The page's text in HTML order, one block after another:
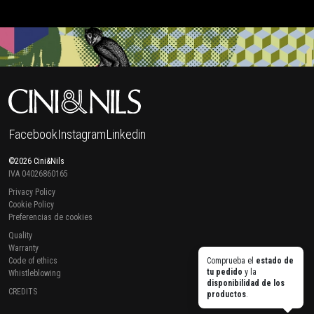
Comprueba el estado de
tu pedido y la
disponibilidad de los
productos.
FacebookInstagramLinkedin
©2026 Cini&Nils
IVA 04026860165
Privacy Policy
Cookie Policy
Preferencias de cookies
Quality
Warranty
Code of ethics
Whistleblowing
CREDITS